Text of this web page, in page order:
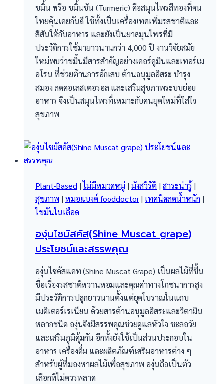
ขมิ้น หรือ ขมิ้นชัน (Turmeric) คือสมุนไพรสีทองที่คน
ไทยคุ้นเคยกันดี ใช้ทั้งเป็นเครื่องเทศเพิ่มรสชาติและ
สีสันให้กับอาหาร และยังเป็นยาสมุนไพรที่มี
ประวัติการใช้มายาวนานกว่า 4,000 ปี งานวิจัยสมัย
ใหม่พบว่าขมิ้นมีสารสำคัญอย่างเคอร์คูมินและเทอร์เม
อโรน ที่ช่วยต้านการอักเสบ ต้านอนุมูลอิสระ บำรุง
สมอง ลดคอเลสเตอรอล และเสริมสุขภาพระบบย่อย
อาหาร จึงเป็นสมุนไพรที่เหมาะกับคนยุคใหม่ที่ใส่ใจ
สุขภาพ
Plant-Based |ไม่มีหมวดหมู่ | มังสวิรัติ | สาระน่ารู้ |
สุขภาพ | หมอแบงค์ fooddoctor | เทคนิคลดน้ำหนัก |
ไขมันในเลือด
องุ่นไซมัสคัส(Shine Muscat grape)
ประโยชน์และสรรพคุณ
องุ่นไซคัสแคท (Shine Muscat Grape) เป็นผลไม้ที่ขึ้น
ชื่อเรื่องรสชาติหวานหอมและคุณค่าทางโภชนาการสูง
มีประวัติการปลูกยาวนานตั้งแต่ยุคโบราณในแถบ
เมดิเตอร์เรเนียน ด้วยสารต้านอนุมูลอิสระและวิตามิน
หลากชนิด องุ่นจึงมีสรรพคุณช่วยดูแลหัวใจ ชะลอวัย
และเสริมภูมิคุ้มกัน อีกทั้งยังใช้เป็นส่วนประกอบใน
อาหาร เครื่องดื่ม และผลิตภัณฑ์เสริมอาหารต่าง ๆ
สำหรับผู้ที่มองหาผลไม้เพื่อสุขภาพ องุ่นถือเป็นตัว
เลือกที่ไม่ควรพลาด